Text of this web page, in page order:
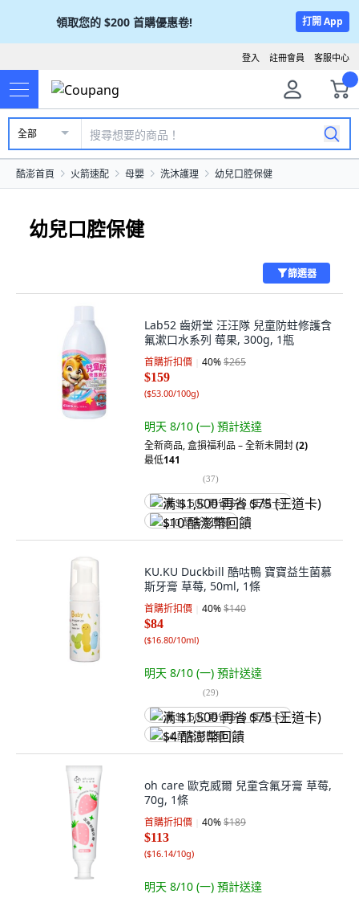
領取您的 $200 首購優惠卷! 打開 App
客服中心
註冊會員
登入
全部
酷澎首頁 火箭速配 母嬰 洗沐護理 幼兒口腔保健
幼兒口腔保健
篩選器
Lab52 齒妍堂 汪汪隊 兒童防蛀修護含
氟漱口水系列 莓果, 300g, 1瓶
首購折扣價 40%$265
$159
($53.00/100g)
明天 8/10 (一) 預計送達
全新商品,盒損福利品 – 全新未開封(2)
最低141
(37)
满 $1,500 再省 $75 (王道卡)
$10 酷澎幣回饋
KU.KU Duckbill 酷咕鴨 寶寶益生菌慕
斯牙膏 草莓, 50ml, 1條
首購折扣價 40%$140
$84
($16.80/10ml)
明天 8/10 (一) 預計送達
(29)
满 $1,500 再省 $75 (王道卡)
$4 酷澎幣回饋
oh care 歐克威爾 兒童含氟牙膏 草莓,
70g, 1條
首購折扣價 40%$189
$113
($16.14/10g)
明天 8/10 (一) 預計送達